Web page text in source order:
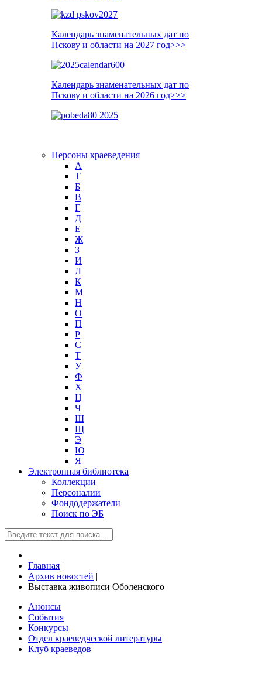
Календарь знаменательных дат по
Пскову и области на 2027 год>>>
Календарь знаменательных дат по
Пскову и области на 2026 год>>>
Персоны краеведения
А
T
Б
В
Г
Д
Е
Ж
З
И
Л
К
М
Н
О
П
Р
С
Т
У
Ф
Х
Ц
Ч
Ш
Щ
Э
Ю
Я
Электронная библиотека
Коллекции
Персоналии
Фондодержатели
Поиск по ЭБ
Главная |
Архив новостей |
Выставка живописи Оболенского
Анонсы
События
Конкурсы
Отдел краеведческой литературы
Клуб краеведов